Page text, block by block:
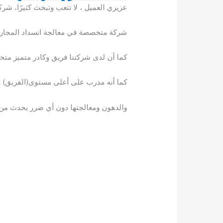
عزيزي العميل ، لا تتعب وتبحث كثيرًا،
شركة متخصصة في معالجة انسداد
كما أن لدى شركتنا فريق وكادر
كما أنه مدرب على أعلى مستوى(الفريق)
والدهون ومعالجتها دون أي ضرر يحدث من